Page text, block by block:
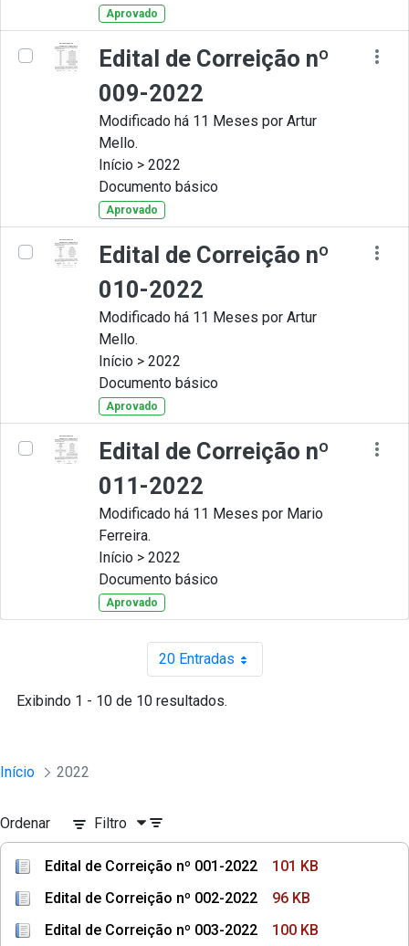
Aprovado
Edital de Correição nº
009-2022
Modificado há 11 Meses por Artur
Mello.
Início > 2022
Documento básico
Aprovado
Edital de Correição nº
010-2022
Modificado há 11 Meses por Artur
Mello.
Início > 2022
Documento básico
Aprovado
Edital de Correição nº
011-2022
Modificado há 11 Meses por Mario
Ferreira.
Início > 2022
Documento básico
Aprovado
20 EntradasPor página
Exibindo 1 - 10 de 10 resultados.
Início 2022
Ordenar Filtro
Edital de Correição nº 001-2022
101 KB
Edital de Correição nº 002-2022
96 KB
Edital de Correição nº 003-2022
100 KB